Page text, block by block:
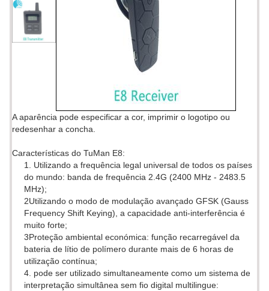
A aparência pode especificar a cor, imprimir o logotipo ou
redesenhar a concha.
Características do TuMan E8:
1. Utilizando a frequência legal universal de todos os países
do mundo: banda de frequência 2.4G (2400 MHz - 2483.5
MHz);
2Utilizando o modo de modulação avançado GFSK (Gauss
Frequency Shift Keying), a capacidade anti-interferência é
muito forte;
3Proteção ambiental económica: função recarregável da
bateria de lítio de polímero durante mais de 6 horas de
utilização contínua;
4. pode ser utilizado simultaneamente como um sistema de
interpretação simultânea sem fio digital multilingue: